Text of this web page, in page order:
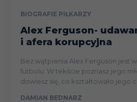
BIOGRAFIE PIŁKARZY
Alex Ferguson-
i afera korupcyjna
Bez wątpienia Alex Ferguson jest
futbolu. W tekście poznasz jego
dowiesz się, co kształtowało jego
DAMIAN BEDNARZ